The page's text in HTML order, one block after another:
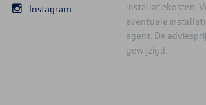
Instagram
installatiekosten.
eventuele
agent. De
gewijzigd.